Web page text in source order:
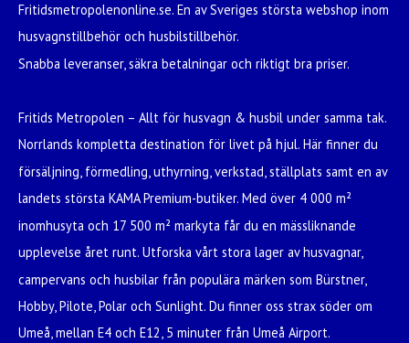
Fritidsmetropolenonline.se. En av Sveriges största webshop inom
husvagnstillbehör och husbilstillbehör.
Snabba leveranser, säkra betalningar och riktigt bra priser.
Fritids Metropolen – Allt för husvagn & husbil under samma tak.
Norrlands kompletta destination för livet på hjul. Här finner du
försäljning, förmedling, uthyrning, verkstad, ställplats samt en av
landets största KAMA Premium-butiker. Med över 4 000 m²
inomhusyta och 17 500 m² markyta får du en mässliknande
upplevelse året runt. Utforska vårt stora lager av husvagnar,
campervans och husbilar från populära märken som Bürstner,
Hobby, Pilote, Polar och Sunlight. Du finner oss strax söder om
Umeå, mellan E4 och E12, 5 minuter från Umeå Airport.